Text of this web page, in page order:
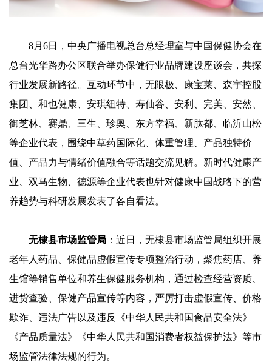
8月6日，中央广播电视总台总经理室与中国保健协会在
总台光华路办公区联合举办保健行业品牌建设座谈会，共探
行业发展新路径。互动环节中，无限极、康宝莱、森宇控股
集团、和也健康、安琪纽特、寿仙谷、安利、完美、安然、
御芝林、赛鼎、三生、珍奥、东方幸福、新肽都、临沂山松
等企业代表，围绕中草药国际化、体重管理、产品独特价
值、产品力与情绪价值融合等话题交流见解。新时代健康产
业、双马生物、德源等企业代表也针对健康中国战略下的营
养趋势与科研发展发表了各自看法。
无棣县市场监管局 ：近日，无棣县市场监管局组织开展
老年人药品、保健品虚假宣传专项整治行动，聚焦药店、养
生馆等销售单位和养生保健服务机构，通过检查经营资质、
进货查验、保健产品宣传等内容，严厉打击虚假宣传、价格
欺诈、违法广告以及违反《中华人民共和国食品安全法》
《产品质量法》《中华人民共和国消费者权益保护法》等市
场监管法律法规的行为。